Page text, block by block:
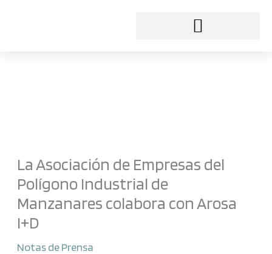
La Asociación de Empresas del
Polígono Industrial de
Manzanares colabora con Arosa
I+D
Notas de Prensa